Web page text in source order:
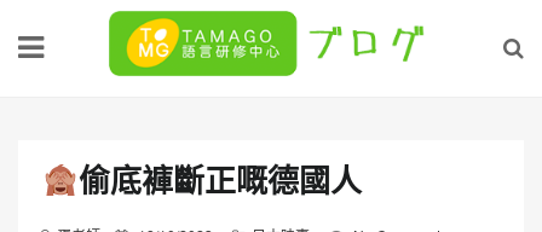
偷底褲斷正嘅德國人